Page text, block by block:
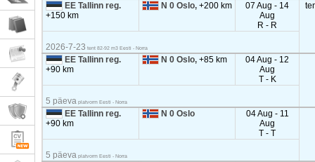
EE Tallinn reg.
+150 km
N 0 Oslo,+200 km
07 Aug - 14
Aug
R - R
2026-7-23 tent 82-92 m3 Eesti - Norra
EE Tallinn reg.
+90 km
N 0 Oslo,+85 km
04 Aug - 12
Aug
T - K
5 päeva platvorm Eesti - Norra
EE Tallinn reg.
+90 km
N 0 Oslo
04 Aug - 11
Aug
T - T
5 päeva platvorm Eesti - Norra